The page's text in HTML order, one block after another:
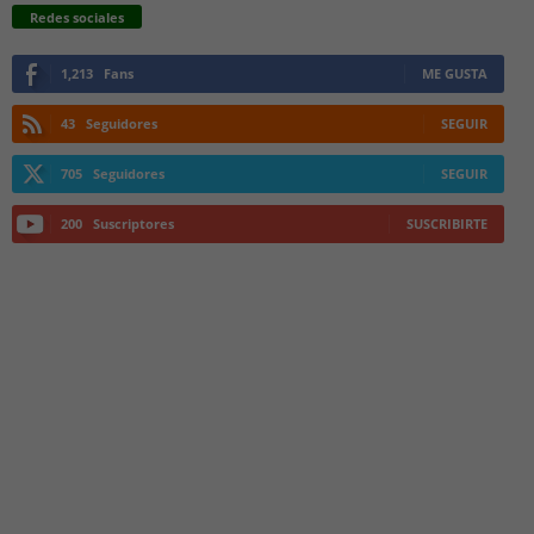
Redes sociales
1,213 Fans ME GUSTA
43 Seguidores SEGUIR
705 Seguidores SEGUIR
200 Suscriptores SUSCRIBIRTE